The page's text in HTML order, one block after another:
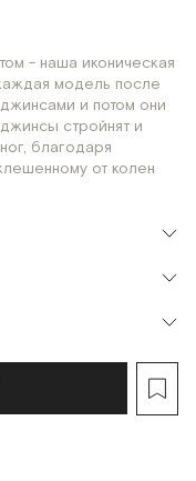
- наша иконическая
модель после
и потом они
стройнят и
благодаря
от колен
XSS
XSS